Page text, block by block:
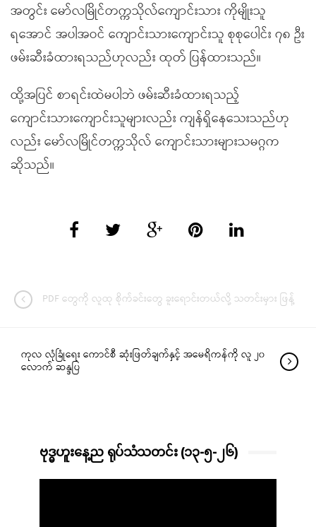
အတွင်း မော်လမြိုင်တက္ကသိုလ်ကျောင်းသား ကိုမျိုးသူ
ရ‌အောင် အပါအဝင် ကျောင်းသားကျောင်းသူ စုစုပေါင်း ၇၈ ဦး
ဖမ်းဆီးခံထားရသည်ဟုလည်း ထုတ် ပြန်ထားသည်။
ထို့အပြင် စာရင်းထဲမပါဘဲ ဖမ်းဆီးခံထားရသည့်
ကျောင်းသားကျောင်းသူများလည်း ကျန်ရှိနေသေးသည်ဟု
လည်း မော်လမြိုင်တက္ကသိုလ် ကျောင်းသားများသမဂ္ဂက
ဆိုသည်။
PDF တွေကို လူထု စိုက်ခင်းတွေ ခူးရောင်းတယ်လို့ သတင်းမှား ဖြန့်
ကုလ လုံခြုံရေး ကောင်စီ ဆုံးဖြတ်ချက်နှင့် အမေရိကန်ကို လူ ၂၀
လောက် ဆန္ဒပြ
ဗုဒ္ဓဟူးနေ့ည ရုပ်သံသတင်း (၁၃-၅-၂၆)